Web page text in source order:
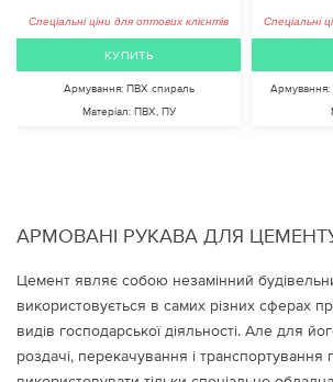
Спеціальні ціни для оптових клієнтів
КУПИТЬ
Армування: ПВХ спираль
Матеріал: ПВХ, ПУ
Спеціальні
Армування:
АРМОВАНІ РУКАВА ДЛЯ
Цемент являє собою незамінний
використовується в самих різних сферах
видів господарської діяльності. Але для
роздачі, перекачування і транспортування